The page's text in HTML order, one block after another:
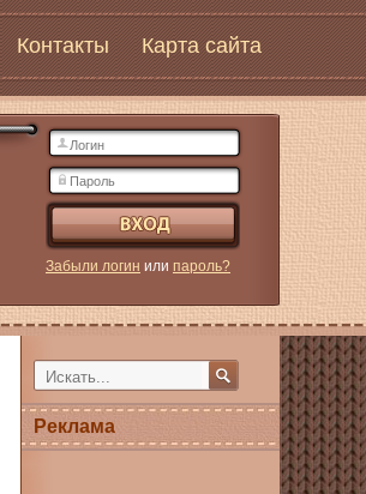
Контакты Карта сайта
Забыли логин или пароль?
Реклама